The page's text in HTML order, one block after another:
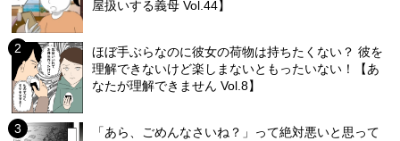
屋扱いする義母 Vol.44】
ほぼ手ぶらなのに彼女の荷物は持ちたくない？ 彼を
理解できないけど楽しまないともったいない！【あ
なたが理解できません Vol.8】
「あら、ごめんなさいね？」って絶対悪いと思って